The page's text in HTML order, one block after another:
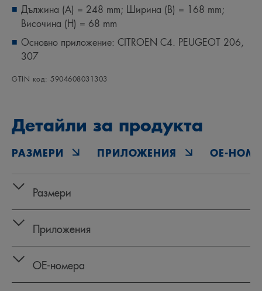
Дължина (A) = 248 mm; Ширина (B) = 168 mm;
Височина (H) = 68 mm
Основно приложение: CITROEN C4. PEUGEOT 206,
307
GTIN код: 5904608031303
Детайли за продукта
РАЗМЕРИ ПРИЛОЖЕНИЯ
Размери
Приложения
OE‑номера